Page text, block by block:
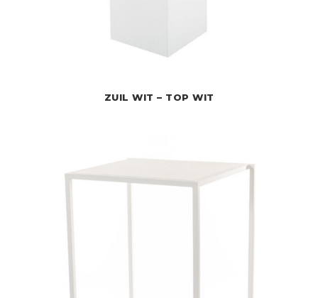
ZUIL WIT – TOP WIT